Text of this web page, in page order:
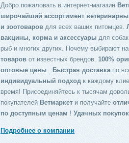
Добро пожаловать в интернет-магазин
широчайший ассортимент
и зоотоваров для всех ваших питомцев.
вакцины, корма и аксессуары для
рыб и многих других. Почему выбирают
товаров от известных брендов.100%
оптовые цены . Быстрая доставкапо
индивидуальный подход к каждому
время! Присоединяйтесь к тысячам
покупателей Ветмаркет и получайте
по доступным ценам ! Удачных
Подробнее о компании